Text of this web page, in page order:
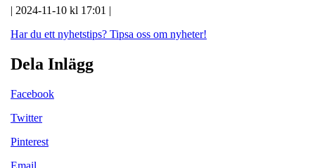
| 2024-11-10 kl 17:01 |
Har du ett nyhetstips? Tipsa oss om nyheter!
Dela Inlägg
Facebook
Twitter
Pinterest
Email